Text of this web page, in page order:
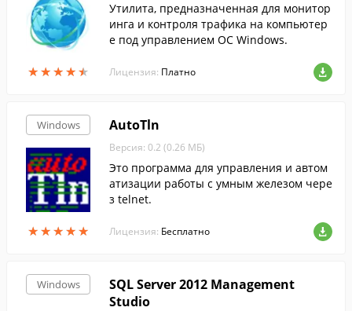
★★★★★
★★★★★
Утилита, предназначенная для монитор
инга и контроля трафика на компьютер
е под управлением ОС Windows.
Лицензия: Платно
Windows
★★★★★
★★★★★
AutoTln
Версия: 0.2 (0.26 МБ)
Это программа для управления и автом
атизации работы с умным железом чере
з telnet.
Лицензия: Бесплатно
Windows
SQL Server 2012 Management
Studio